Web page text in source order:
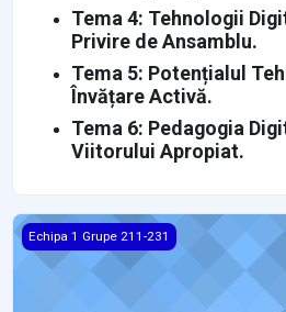
Tema 4: Tehnologii
Privire de Ansamblu.
Tema 5: Potențialul
Învățare Activă.
Tema 6: Pedagogia
Viitorului Apropiat.
GRUPA 222
Echipa 1 Grupe 211-231